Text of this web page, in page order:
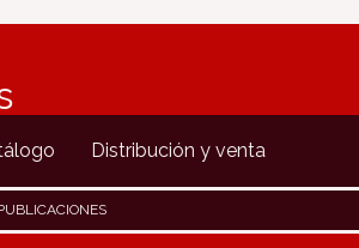
Distribución y venta